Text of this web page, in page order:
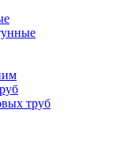
труб